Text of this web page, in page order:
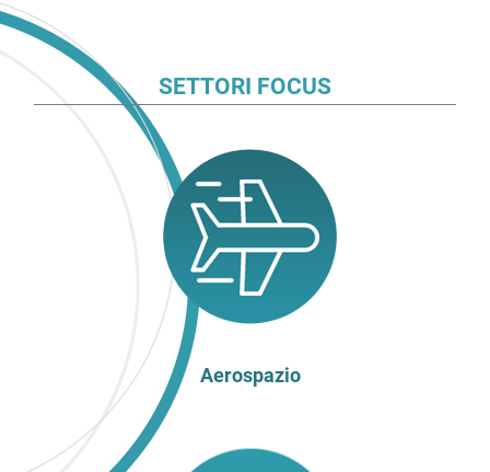
SETTORI FOCUS
Aerospazio